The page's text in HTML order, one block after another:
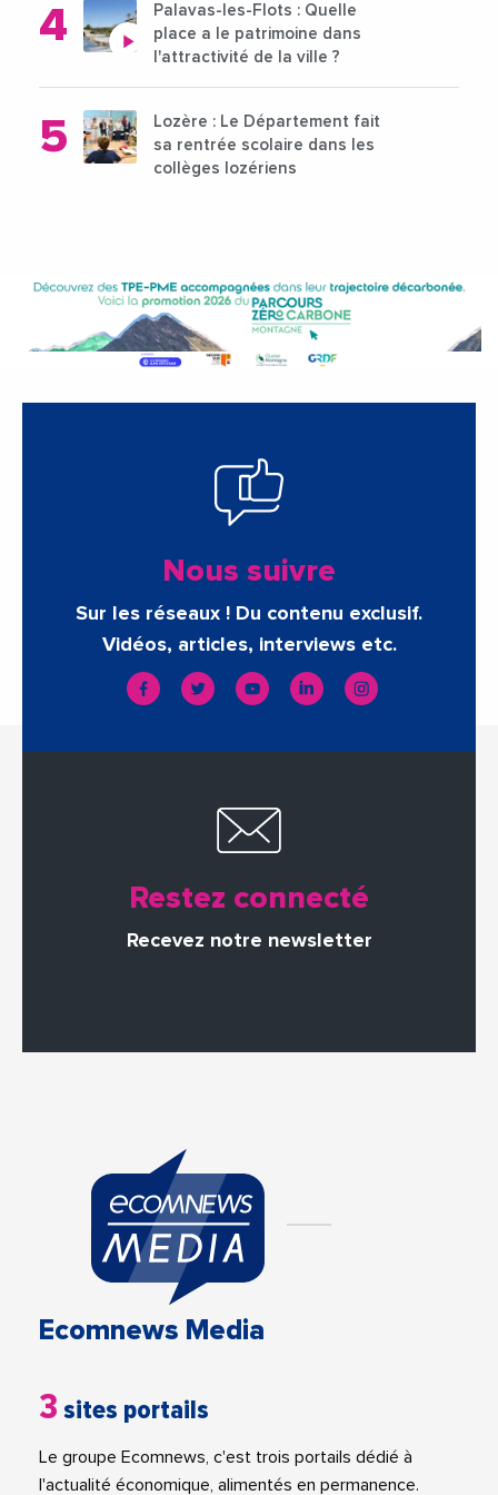
Palavas-les-Flots : Quelle
place a le patrimoine dans
l'attractivité de la ville ?
Lozère : Le Département fait
sa rentrée scolaire dans les
collèges lozériens
Nous suivre
Sur les réseaux ! Du contenu exclusif.
Vidéos, articles, interviews etc.
Restez connecté
Recevez notre newsletter
Ecomnews Media
3 sites portails
Le groupe Ecomnews, c'est trois portails dédié à
l'actualité économique, alimentés en permanence.